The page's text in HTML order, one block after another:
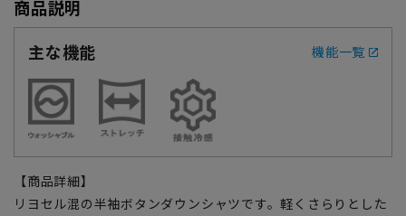
商品説明
主な機能
機能一覧
【商品詳細】
リヨセル混の半袖ボタンダウンシャツです。軽くさらりとした